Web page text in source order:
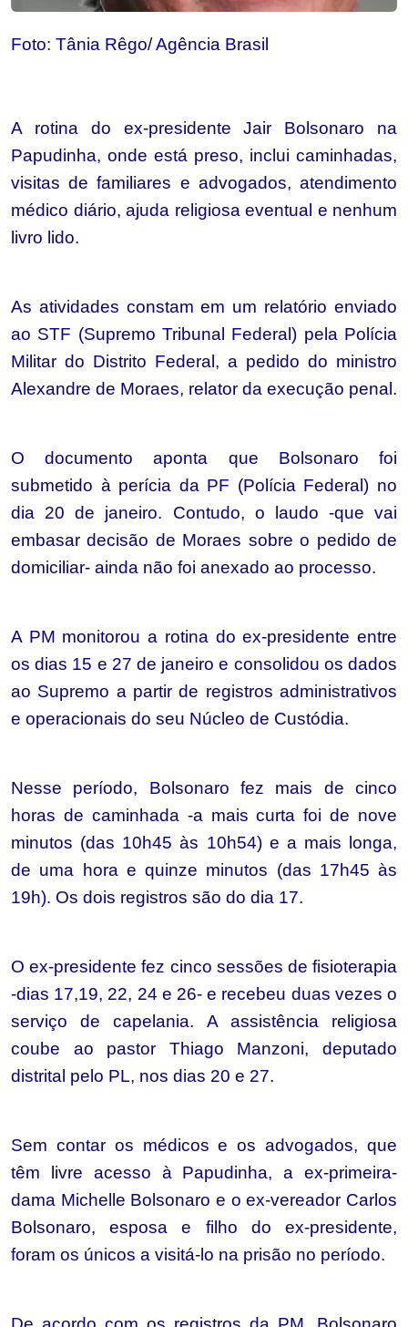
Foto: Tânia Rêgo/ Agência Brasil
A rotina do ex-presidente Jair Bolsonaro na
Papudinha, onde está preso, inclui caminhadas,
visitas de familiares e advogados, atendimento
médico diário, ajuda religiosa eventual e nenhum
livro lido.
As atividades constam em um relatório enviado
ao STF (Supremo Tribunal Federal) pela Polícia
Militar do Distrito Federal, a pedido do ministro
Alexandre de Moraes, relator da execução penal.
O documento aponta que Bolsonaro foi
submetido à perícia da PF (Polícia Federal) no
dia 20 de janeiro. Contudo, o laudo -que vai
embasar decisão de Moraes sobre o pedido de
domiciliar- ainda não foi anexado ao processo.
A PM monitorou a rotina do ex-presidente entre
os dias 15 e 27 de janeiro e consolidou os dados
ao Supremo a partir de registros administrativos
e operacionais do seu Núcleo de Custódia.
Nesse período, Bolsonaro fez mais de cinco
horas de caminhada -a mais curta foi de nove
minutos (das 10h45 às 10h54) e a mais longa,
de uma hora e quinze minutos (das 17h45 às
19h). Os dois registros são do dia 17.
O ex-presidente fez cinco sessões de fisioterapia
-dias 17,19, 22, 24 e 26- e recebeu duas vezes o
serviço de capelania. A assistência religiosa
coube ao pastor Thiago Manzoni, deputado
distrital pelo PL, nos dias 20 e 27.
Sem contar os médicos e os advogados, que
têm livre acesso à Papudinha, a ex-primeira-
dama Michelle Bolsonaro e o ex-vereador Carlos
Bolsonaro, esposa e filho do ex-presidente,
foram os únicos a visitá-lo na prisão no período.